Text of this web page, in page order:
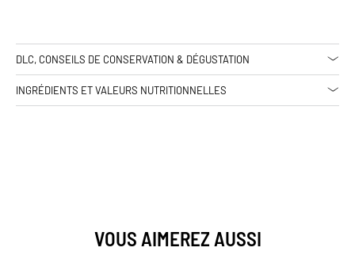
DLC, CONSEILS DE CONSERVATION & DÉGUSTATION
INGRÉDIENTS ET VALEURS NUTRITIONNELLES
VOUS AIMEREZ AUSSI